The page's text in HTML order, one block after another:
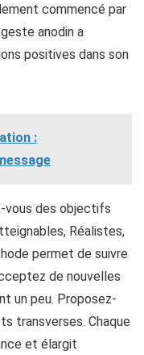
commencé par
geste anodin a
positives dans son
:
vous des objectifs
Réalistes,
permet de suivre
de nouvelles
un peu. Proposez-
transverses. Chaque
et élargit